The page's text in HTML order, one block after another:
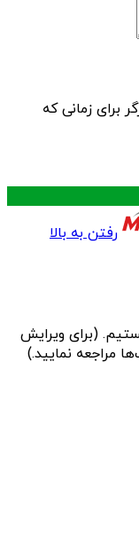
برای زمانی که
رفتن به بالا
هستیم. (برای ویرایش
مراجعه نمایید.)